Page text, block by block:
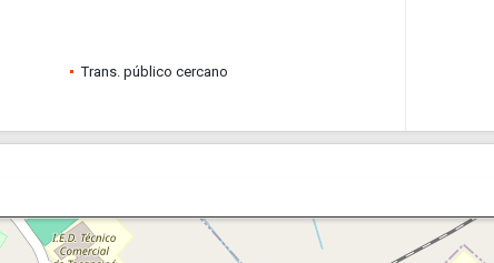
Trans. público cercano